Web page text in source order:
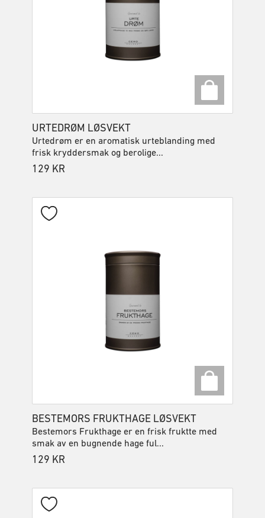
URTEDRØM LØSVEKT
Urtedrøm er en aromatisk urteblanding med
frisk kryddersmak og berolige...
129 KR
BESTEMORS FRUKTHAGE LØSVEKT
Bestemors Frukthage er en frisk fruktte med
smak av en bugnende hage ful...
129 KR